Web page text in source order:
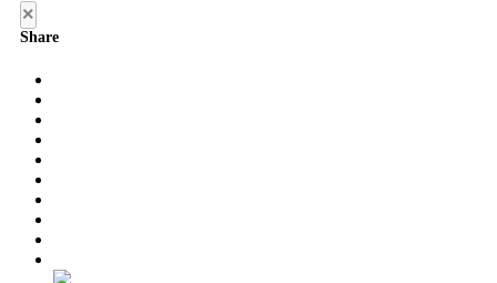
×
Share